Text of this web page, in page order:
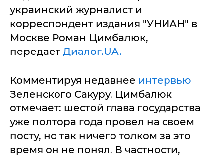
украинский журналист и
корреспондент издания "УНИАН" в
Москве Роман Цимбалюк,
передает Диалог.UA.
Комментируя недавнее интервью
Зеленского Сакуру, Цимбалюк
отмечает: шестой глава государства
уже полтора года провел на своем
посту, но так ничего толком за это
время он не понял. В частности,